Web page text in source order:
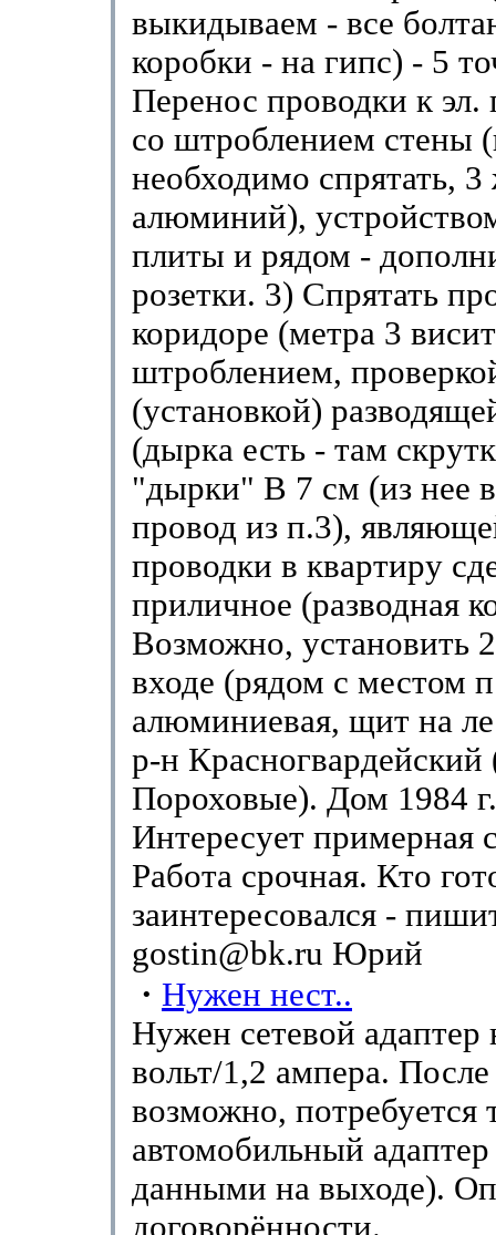
выкидываем - все
коробки - на гипс) - 5
Перенос проводки к эл.
со штроблением стены
необходимо спрятать,
алюминий),
плиты и рядом -
розетки. 3) Спрятать
коридоре (метра 3
штроблением,
(установкой)
(дырка есть - там
"дырки" В 7 см (из нее
провод из п.3),
проводки в квартиру
приличное (разводная
Возможно, установить
входе (рядом с местом
алюминиевая, щит на
р-н Красногвардейский
Пороховые). Дом 1984
Интересует примерная
Работа срочная. Кто
заинтересовался -
gostin@bk.ru Юрий
· Нужен нест..
Нужен сетевой адаптер
вольт/1,2 ампера. После
возможно, потребуется
автомобильный
данными на выходе).
договорённости.